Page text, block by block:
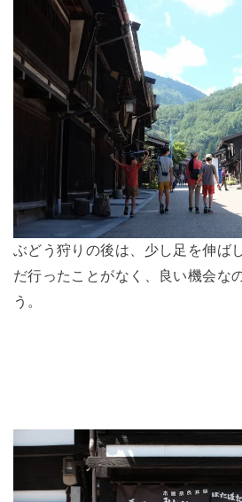
ぶどう狩りの後は、少し足を伸ば
だ行ったことがなく、良い機会な
う。